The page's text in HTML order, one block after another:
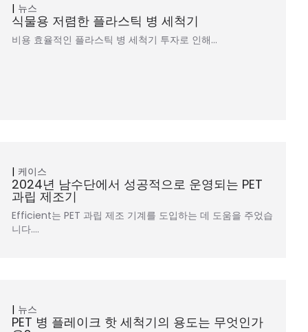
뉴스
식물용 저렴한 플라스틱 병 세척기
비용 효율적인 플라스틱 병 세척기 투자로 인해…
케이스
2024년 남수단에서 성공적으로 운영되는 PET
과립 제조기
Efficient는 PET 과립 제조 기계를 도입하는 데 도움을 주었습
니다.…
뉴스
PET 병 플레이크 핫 세척기의 용도는 무엇인가